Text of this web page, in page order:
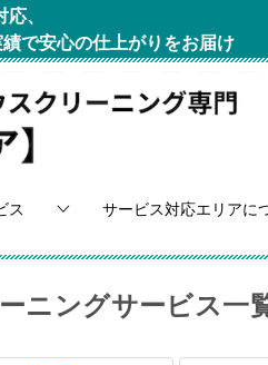
、
で安心の仕上がりをお届け
ス サービス対応エリアに
ニングサービス一